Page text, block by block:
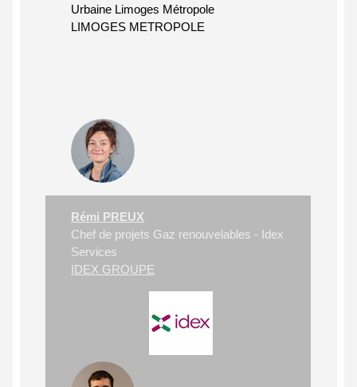
Urbaine Limoges Métropole
LIMOGES METROPOLE
Rémi PREUX
Chef de projets Gaz renouvelables - Idex
Services
IDEX GROUPE